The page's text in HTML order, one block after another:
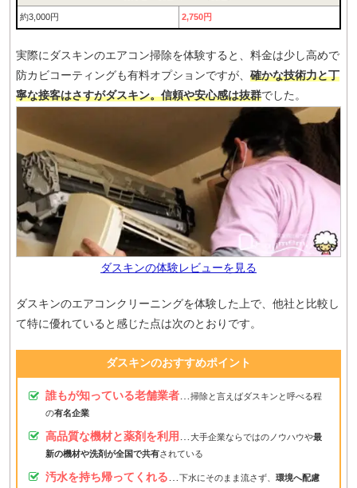
約3,000円 2,750円
実際にダスキンのエアコン掃除を体験すると、料金は少し高めで
防カビコーティングも有料オプションですが、 確かな技術力と丁
寧な接客はさすがダスキン。信頼や安心感は抜群でした。
ダスキンの体験レビューを見る
ダスキンのエアコンクリーニングを体験した上で、他社と比較し
て特に優れていると感じた点は次のとおりです。
ダスキンのおすすめポイント
誰もが知っている老舗業者…掃除と言えばダスキンと呼べる程
の有名企業
高品質な機材と薬剤を利用 …大手企業ならではのノウハウや最
新の機材や洗剤が全国で共有されている
汚水を持ち帰ってくれる 下水にそのまま流さず、 環境へ配慮